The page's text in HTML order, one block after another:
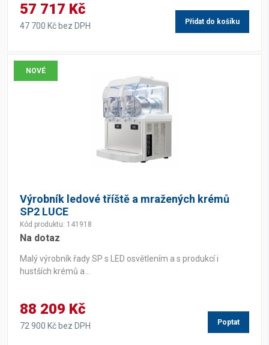
57 717 Kč
47 700 Kč bez DPH Přidat do košíku
NOVÉ
Výrobník ledové tříště a mražených krémů
SP2 LUCE
Kód produktu: 141918
Na dotaz
Malý výrobník řady SP s LED osvětlením a s produkcí i
hustších krémů a...
88 209 Kč
72 900 Kč bez DPH Poptat